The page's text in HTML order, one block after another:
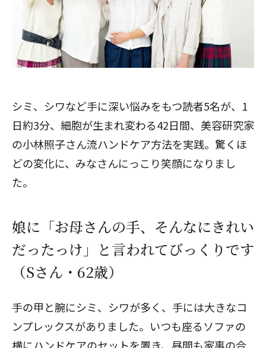
シミ、シワなど手に深い悩みをもつ読者5名が、1
日約3分、細胞が生まれ変わる42日間、美容研究家
の小林照子さん流ハンドケア方法を実践。驚くほ
どの変化に、みなさんにっこり笑顔になりまし
た。
娘に「お母さんの手、そんなにきれい
だったっけ」と言われてびっくりです
（Sさん・62歳）
手の甲と腕にシミ、シワが多く、手には大きなコ
ンプレックスがありました。いつも座るソファの